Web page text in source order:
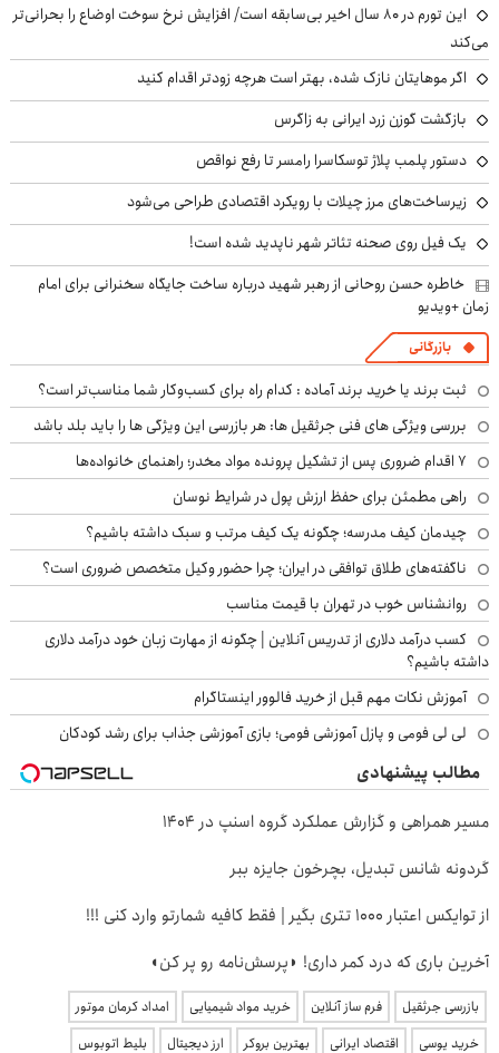
این تورم در ۸۰ سال اخیر بی‌سابقه است/ افزایش نرخ سوخت اوضاع را بحرانی‌تر
می‌کند
اگر موهایتان نازک شده، بهتر است هرچه زودتر اقدام کنید
بازگشت گوزن زرد ایرانی به زاگرس
دستور پلمب پلاژ توسکاسرا رامسر تا رفع نواقص
زیرساخت‌های مرز چیلات با رویکرد اقتصادی طراحی می‌شود
یک فیل روی صحنه تئاتر شهر ناپدید شده است!
خاطره حسن روحانی از رهبر شهید درباره ساخت جایگاه سخنرانی برای امام
زمان +ویدیو
بازرگانی
ثبت برند یا خرید برند آماده : کدام راه برای کسب‌وکار شما مناسب‌تر است؟
بررسی ویژگی های فنی جرثقیل ها: هر بازرسی این ویژگی ها را باید بلد باشد
۷ اقدام ضروری پس از تشکیل پرونده مواد مخدر؛ راهنمای خانواده‌ها
راهی مطمئن برای حفظ ارزش پول در شرایط نوسان
چیدمان کیف مدرسه؛ چگونه یک کیف مرتب و سبک داشته باشیم؟
ناگفته‌های طلاق توافقی در ایران؛ چرا حضور وکیل متخصص ضروری است؟
روانشناس خوب در تهران با قیمت مناسب
کسب درآمد دلاری از تدریس آنلاین | چگونه از مهارت زبان خود درآمد دلاری
داشته باشیم؟
آموزش نکات مهم قبل از خرید فالوور اینستاگرام
لی لی فومی و پازل آموزشی فومی؛ بازی آموزشی جذاب برای رشد کودکان
مطالب پیشنهادی
مسیر همراهی و گزارش عملکرد گروه اسنپ در ۱۴۰۴
گردونه شانس تبدیل، بچرخون جایزه ببر
از توایکس اعتبار ۱۰۰۰ تتری بگیر | فقط کافیه شمارتو وارد کنی !!!
آخرین باری که درد کمر داری! ◗پرسش‌نامه رو پر کن◖
بازرسی جرثقیل فرم ساز آنلاین خرید مواد شیمیایی
امداد کرمان موتور
خرید یوسی
اقتصاد ایرانی بهترین بروکر ارز دیجیتال بلیط اتوبوس